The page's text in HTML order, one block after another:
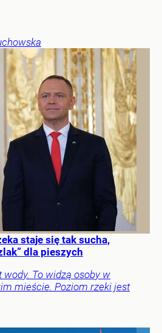
staje się tak sucha,
dla pieszych
To widzą osoby w
mieście. Poziom rzeki jest